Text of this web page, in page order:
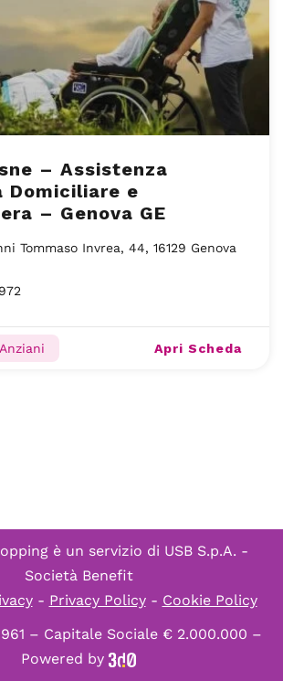
– Assistenza
Domiciliare e
– Genova GE
Tommaso Invrea, 44, 16129 Genova
Apri Scheda
è un servizio di USB S.p.A. -
Società Benefit
- Privacy Policy- Cookie Policy
– Capitale Sociale € 2.000.000 –
Powered by